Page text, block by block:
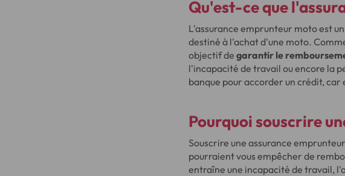
Qu'est-ce que
L'assurance emprunteur moto est
destiné à l'achat d'une moto.
objectif de garantir le
l'incapacité de travail ou encore la
banque pour accorder un crédit,
Pourquoi souscrire
Souscrire une assurance
pourraient vous empêcher de
entraîne une incapacité de travail,